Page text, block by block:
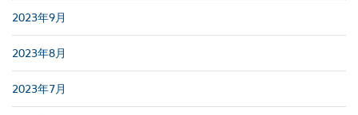
2023年9月
2023年8月
2023年7月